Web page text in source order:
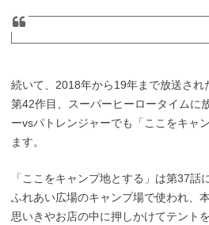
続いて、2018年から19年まで放送され
第42作目、スーパーヒーロータイムに
ーvsパトレンジャーでも「ここをキャ
ます。
「ここをキャンプ地とする」は第37話
ふれあい広場のキャンプ場で使われ、
思いきやお店の中に押しかけてテント